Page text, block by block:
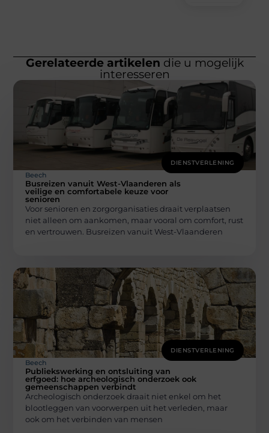
Gerelateerde artikelen die u mogelijk
interesseren
DIENSTVERLENING
Beech
Busreizen vanuit West-Vlaanderen als
veilige en comfortabele keuze voor
senioren
Voor senioren en zorgorganisaties draait verplaatsen
niet alleen om aankomen, maar vooral om comfort, rust
en vertrouwen. Busreizen vanuit West-Vlaanderen
DIENSTVERLENING
Beech
Publiekswerking en ontsluiting van
erfgoed: hoe archeologisch onderzoek ook
gemeenschappen verbindt
Archeologisch onderzoek draait niet enkel om het
blootleggen van voorwerpen uit het verleden, maar
ook om het verbinden van mensen